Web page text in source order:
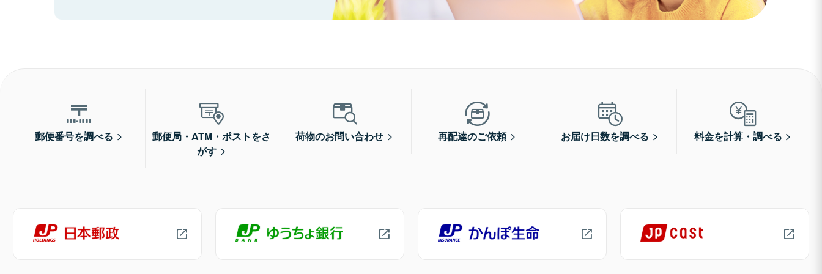
郵便番号を調べる
郵便局・ATM・ポストをさ
がす
荷物のお問い合わせ 再配達のご依頼 お届け日数を調べる 料金を計算・調べる